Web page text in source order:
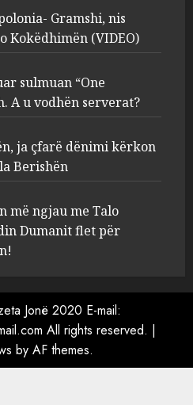
jep pretencën, ja
dënimi kërkon për
dhe Antonela
25, 2025
drejtonte makinën më
me Talo Çelën”,
PERSONAT që e
25, 2025
Gramshi, nis
Kokëdhimën (VIDEO)
sulmuan “One
A u vodhën serverat?
ja çfarë dënimi kërkon
Berishën
më ngjau me Talo
Dumanit flet për
Jonë 2020 E-mail:
All rights reserved. |
by AF themes.